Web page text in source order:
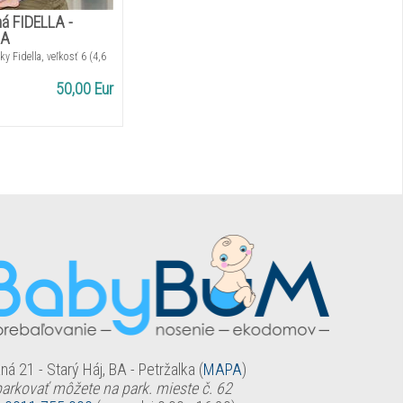
FIDELLA -
Fidella, veľkosť 6 (4,6
50,00 Eur
21 - Starý Háj, BA - Petržalka (MAPA)
môžete na park. mieste č. 62